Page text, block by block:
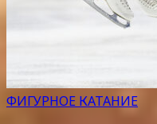
ФИГУРНОЕ КАТАНИЕ